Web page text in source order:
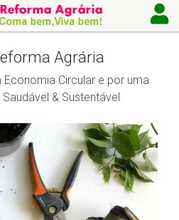
Agrária
Economia Circular e por uma
& Sustentável